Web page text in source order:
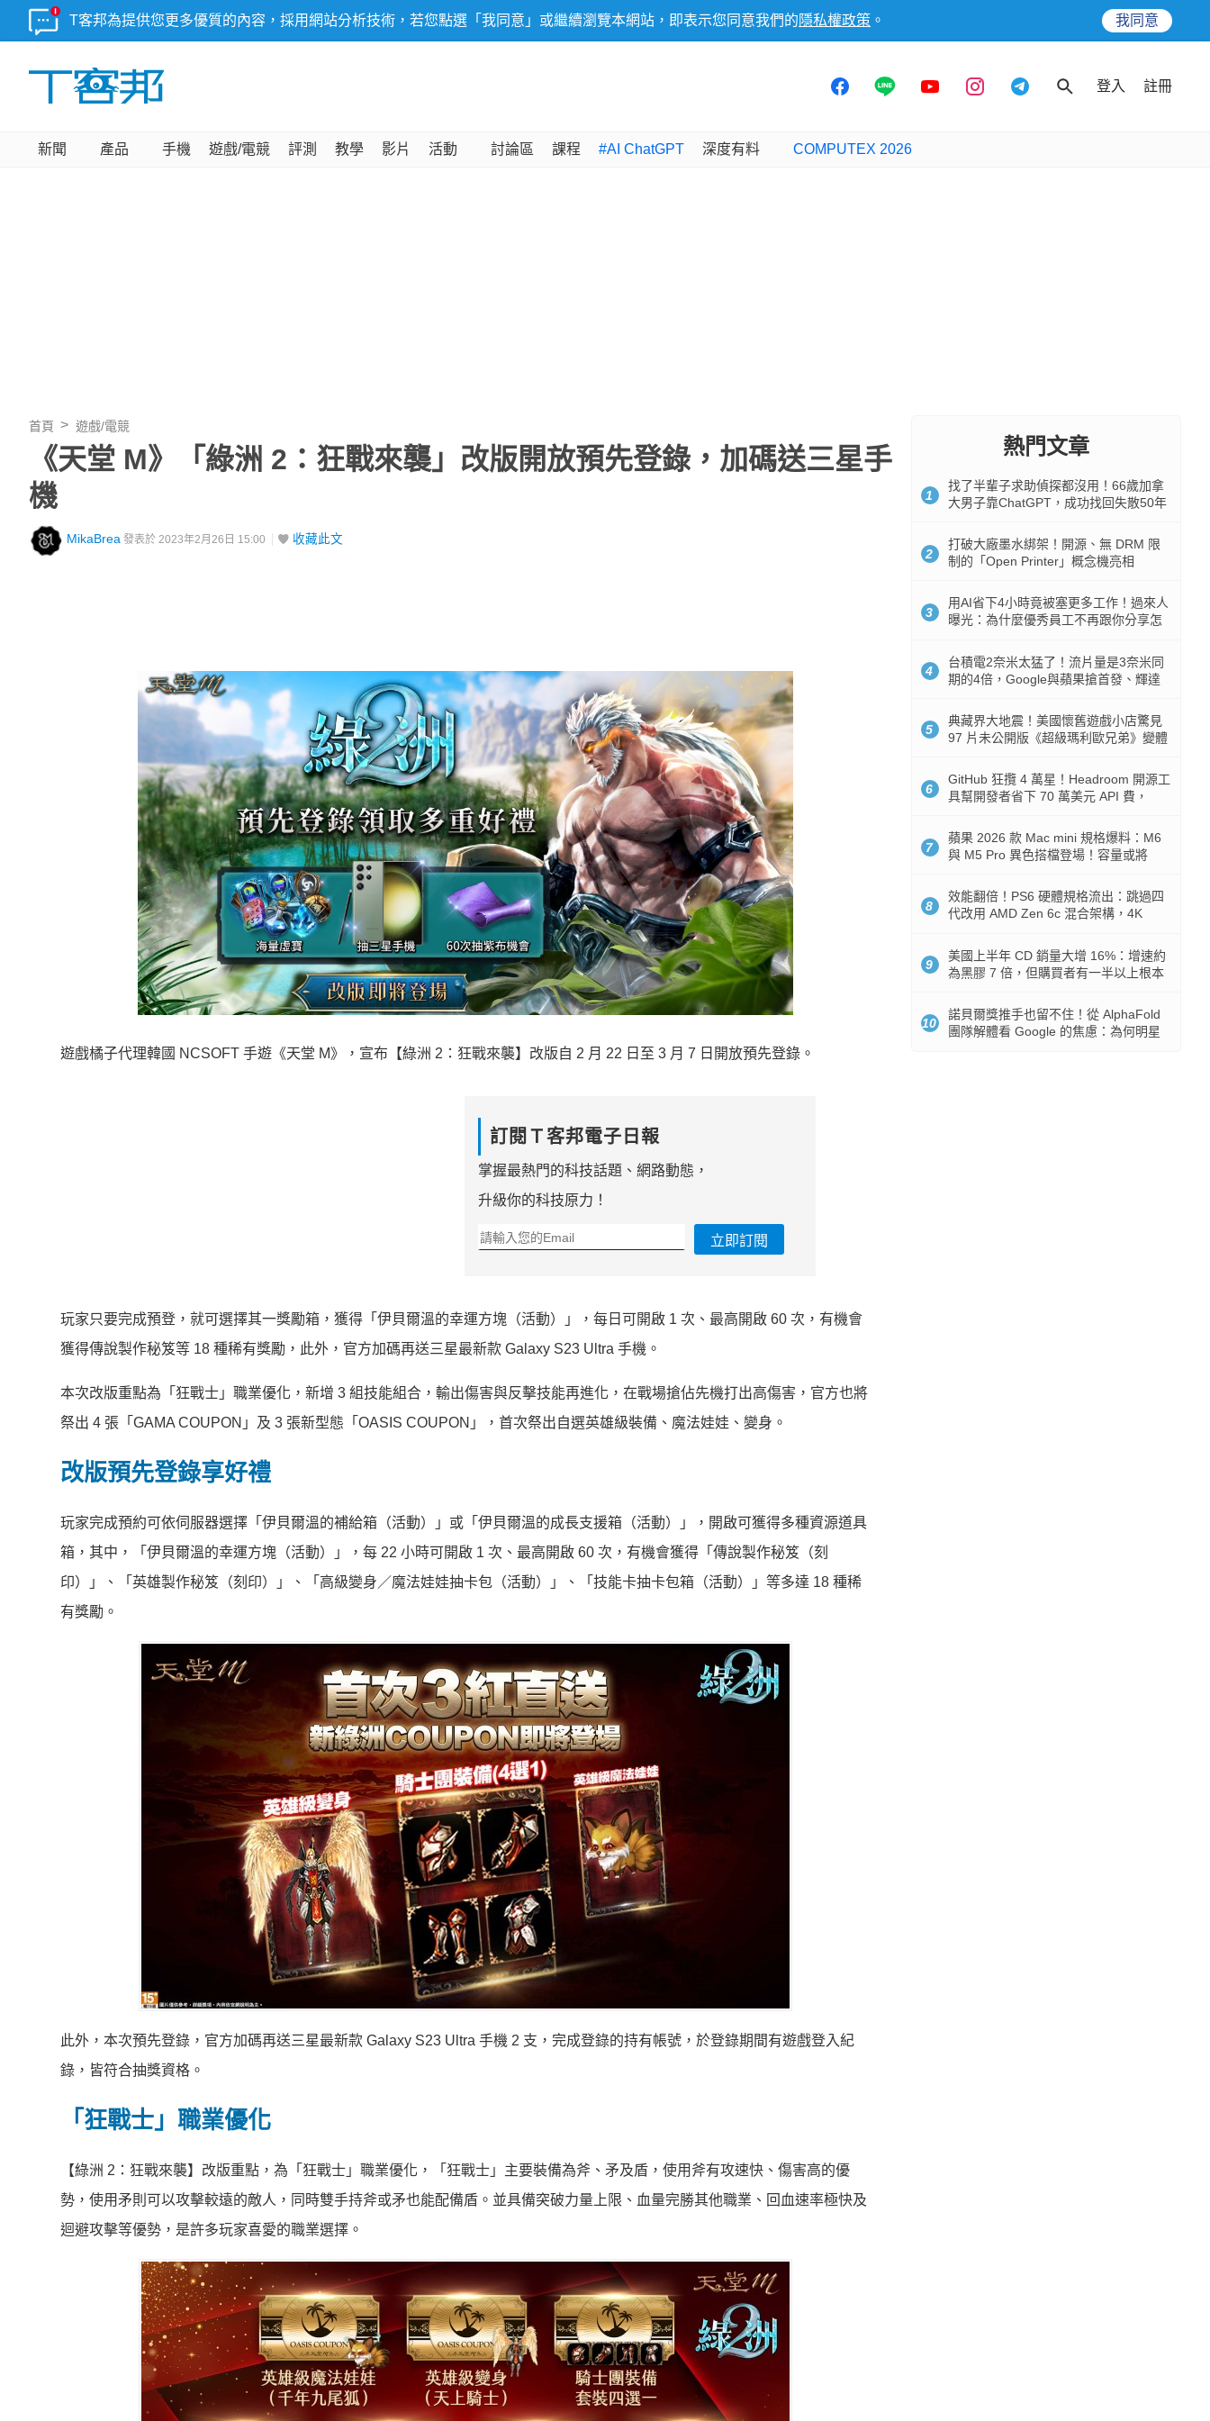
T客邦為提供您更多優質的內容，採用網站分析技術，若您點選「我同意」或繼續瀏覽本網站，即表示您同意我們的 隱私權政策 。 我同意
登入 註冊
新聞 產品 手機 遊戲/電競 評測 教學 影片 活動 討論區 課程 #AI ChatGPT 深度有料 COMPUTEX 2026
首頁 遊戲/電競
《天堂 M》「綠洲 2：狂戰來襲」改版開放預先登錄，加碼送三星手
機
MikaBrea 發表於 2023年2月26日 15:00 收藏此文
遊戲橘子代理韓國 NCSOFT 手遊《天堂 M》，宣布【綠洲 2：狂戰來襲】改版自 2 月 22 日至 3 月 7 日開放預先登錄。
訂閱Ｔ客邦電子日報
掌握最熱門的科技話題、網路動態，
升級你的科技原力！
立即訂閱
玩家只要完成預登，就可選擇其一獎勵箱，獲得「伊貝爾溫的幸運方塊（活動）」，每日可開啟 1 次、最高開啟 60 次，有機會
獲得傳說製作秘笈等 18 種稀有獎勵，此外，官方加碼再送三星最新款 Galaxy S23 Ultra 手機。
本次改版重點為「狂戰士」職業優化，新增 3 組技能組合，輸出傷害與反擊技能再進化，在戰場搶佔先機打出高傷害，官方也將
祭出 4 張「GAMA COUPON」及 3 張新型態「OASIS COUPON」，首次祭出自選英雄級裝備、魔法娃娃、變身。
改版預先登錄享好禮
玩家完成預約可依伺服器選擇「伊貝爾溫的補給箱（活動）」或「伊貝爾溫的成長支援箱（活動）」，開啟可獲得多種資源道具
箱，其中，「伊貝爾溫的幸運方塊（活動）」，每 22 小時可開啟 1 次、最高開啟 60 次，有機會獲得「傳說製作秘笈（刻
印）」、「英雄製作秘笈（刻印）」、「高級變身／魔法娃娃抽卡包（活動）」、「技能卡抽卡包箱（活動）」等多達 18 種稀
有獎勵。
此外，本次預先登錄，官方加碼再送三星最新款 Galaxy S23 Ultra 手機 2 支，完成登錄的持有帳號，於登錄期間有遊戲登入紀
錄，皆符合抽獎資格。
「狂戰士」職業優化
【綠洲 2：狂戰來襲】改版重點，為「狂戰士」職業優化，「狂戰士」主要裝備為斧、矛及盾，使用斧有攻速快、傷害高的優
勢，使用矛則可以攻擊較遠的敵人，同時雙手持斧或矛也能配備盾。並具備突破力量上限、血量完勝其他職業、回血速率極快及
迴避攻擊等優勢，是許多玩家喜愛的職業選擇。
熱門文章
1
找了半輩子求助偵探都沒用！66歲加拿
大男子靠ChatGPT，成功找回失散50年
2
打破大廠墨水綁架！開源、無 DRM 限
制的「Open Printer」概念機亮相
3
用AI省下4小時竟被塞更多工作！過來人
曝光：為什麼優秀員工不再跟你分享怎
4
台積電2奈米太猛了！流片量是3奈米同
期的4倍，Google與蘋果搶首發、輝達
5
典藏界大地震！美國懷舊遊戲小店驚見
97 片未公開版《超級瑪利歐兄弟》變體
6
GitHub 狂攬 4 萬星！Headroom 開源工
具幫開發者省下 70 萬美元 API 費，
7
蘋果 2026 款 Mac mini 規格爆料：M6
與 M5 Pro 異色搭檔登場！容量或將
8
效能翻倍！PS6 硬體規格流出：跳過四
代改用 AMD Zen 6c 混合架構，4K
9
美國上半年 CD 銷量大增 16%：增速約
為黑膠 7 倍，但購買者有一半以上根本
10
諾貝爾獎推手也留不住！從 AlphaFold
團隊解體看 Google 的焦慮：為何明星